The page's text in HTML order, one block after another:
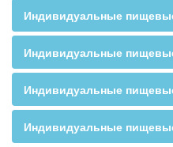
Индивидуальные
Индивидуальные
Индивидуальные
Индивидуальные